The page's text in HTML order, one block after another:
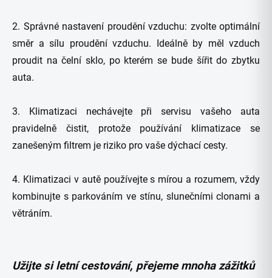
2. Správné nastavení proudění vzduchu: zvolte optimální
směr a sílu proudění vzduchu. Ideálně by měl vzduch
proudit na čelní sklo, po kterém se bude šířit do zbytku
auta.
3. Klimatizaci nechávejte při servisu vašeho auta
pravidelně čistit, protože používání klimatizace se
zanešeným filtrem je riziko pro vaše dýchací cesty.
4. Klimatizaci v autě používejte s mírou a rozumem, vždy
kombinujte s parkováním ve stínu, slunečními clonami a
větráním.
Užijte si letní cestování, přejeme mnoha zážitků